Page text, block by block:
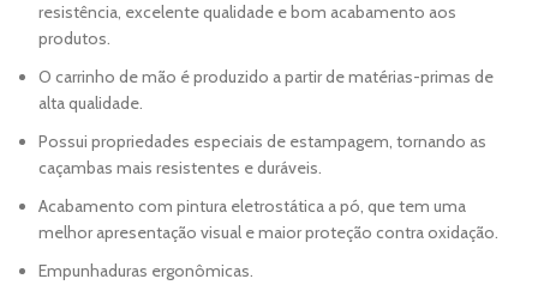
resistência, excelente qualidade e bom acabamento aos
produtos.
O carrinho de mão é produzido a partir de matérias-primas de
alta qualidade.
Possui propriedades especiais de estampagem, tornando as
caçambas mais resistentes e duráveis.
Acabamento com pintura eletrostática a pó, que tem uma
melhor apresentação visual e maior proteção contra oxidação.
Empunhaduras ergonômicas.